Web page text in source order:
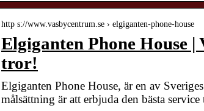
http s://www.vasbycentrum.se › elgiganten-phone-house
Elgiganten Phone House
tror!
Elgiganten Phone House, är en av
målsättning är att erbjuda den bästa